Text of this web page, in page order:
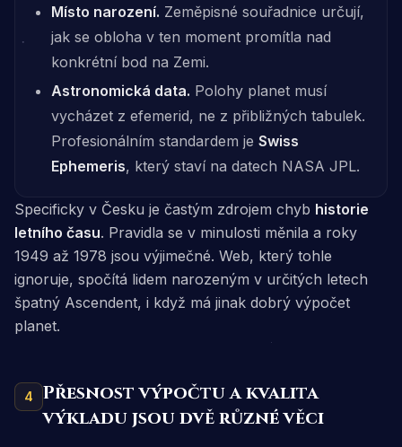
Místo narození. Zeměpisné souřadnice určují,
jak se obloha v ten moment promítla nad
konkrétní bod na Zemi.
Astronomická data. Polohy planet musí
vycházet z efemerid, ne z přibližných tabulek.
Profesionálním standardem je Swiss
Ephemeris, který staví na datech NASA JPL.
Specificky v Česku je častým zdrojem chyb historie
letního času. Pravidla se v minulosti měnila a roky
1949 až 1978 jsou výjimečné. Web, který tohle
ignoruje, spočítá lidem narozeným v určitých letech
špatný Ascendent, i když má jinak dobrý výpočet
planet.
4
Přesnost výpočtu a kvalita
výkladu jsou dvě různé věci